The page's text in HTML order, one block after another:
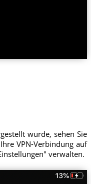
wurde, sehen Sie
VPN-Verbindung auf
verwalten.